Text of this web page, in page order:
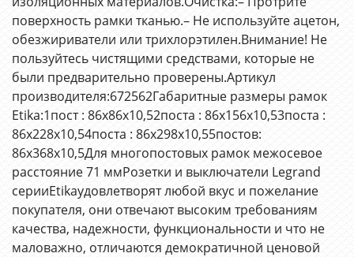
поверхность рамки тканью.– Не используйте ацетон,
обезжириватели или трихлорэтилен.Внимание! Не
пользуйтесь чистящими средствами, которые не
были предварительно проверены.Артикул
производителя:672562Габаритные размеры рамок
Etika:1пост : 86х86х10,52поста : 86х156х10,53поста :
86х228х10,54поста : 86х298х10,55постов:
86х368х10,5Для многопостовых рамок межосевое
расстояние 71 ммРозетки и выключатели Legrand
серииEtikaудовлетворят любой вкус и пожелание
покупателя, они отвечают высоким требованиям
качества, надежности, функциональности и что не
маловажно, отличаются демократичной ценовой